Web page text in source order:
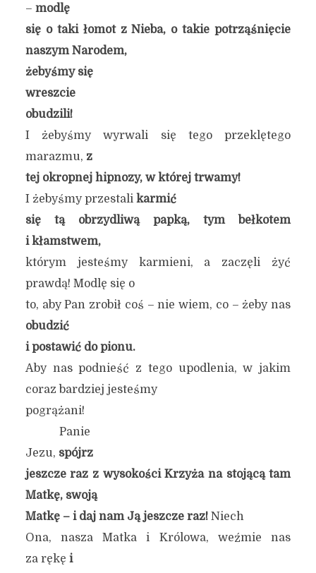
– modlę
się o taki łomot z Nieba, o takie potrząśnięcie
naszym Narodem,
żebyśmy się
wreszcie
obudzili!
I żebyśmy wyrwali się tego przeklętego
marazmu, z
tej okropnej hipnozy, w której trwamy!
I żebyśmy przestali karmić
się tą obrzydliwą papką, tym bełkotem
i kłamstwem,
którym jesteśmy karmieni, a zaczęli żyć
prawdą! Modlę się o
to, aby Pan zrobił coś – nie wiem, co – żeby nas
obudzić
i postawić do pionu.
Aby nas podnieść z tego upodlenia, w jakim
coraz bardziej jesteśmy
pogrążani!
Panie
Jezu, spójrz
jeszcze raz z wysokości Krzyża na stojącą tam
Matkę, swoją
Matkę – i daj nam Ją jeszcze raz! Niech
Ona, nasza Matka i Królowa, weźmie nas
za rękę i